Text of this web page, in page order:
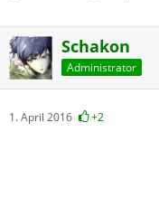
Schakon
Administrator
1. April 2016 +2